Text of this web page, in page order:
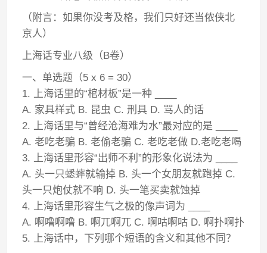
（附言：如果你没考及格，我们只好还当侬侠北
京人）
上海话专业八级（B卷）
一、单选题（5 x 6 = 30）
1. 上海话里的“棺材板”是一种 ____
A. 家具样式 B. 昆虫 C. 刑具 D. 骂人的话
2. 上海话里与“曾经沧海难为水”最对应的是 ____
A. 老吃老骗 B. 老偷老骗 C. 老吃老做 D.老吃老喝
3. 上海话里形容“出师不利”的形象化说法为 ____
A. 头一只蟋蟀就输掉 B. 头一个女朋友就跑掉 C.
头一只炮仗就不响 D. 头一笔买卖就蚀掉
4. 上海话里形容生气之极的像声词为 ____
A. 啊噜啊噜 B. 啊兀啊兀 C. 啊咕啊咕 D. 啊扑啊扑
5. 上海话中，下列哪个短语的含义和其他不同？